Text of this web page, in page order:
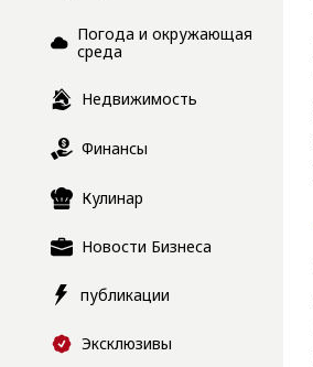
Погода и окружающая
среда
Недвижимость
Финансы
Кулинар
Новости Бизнеса
публикации
Эксклюзивы